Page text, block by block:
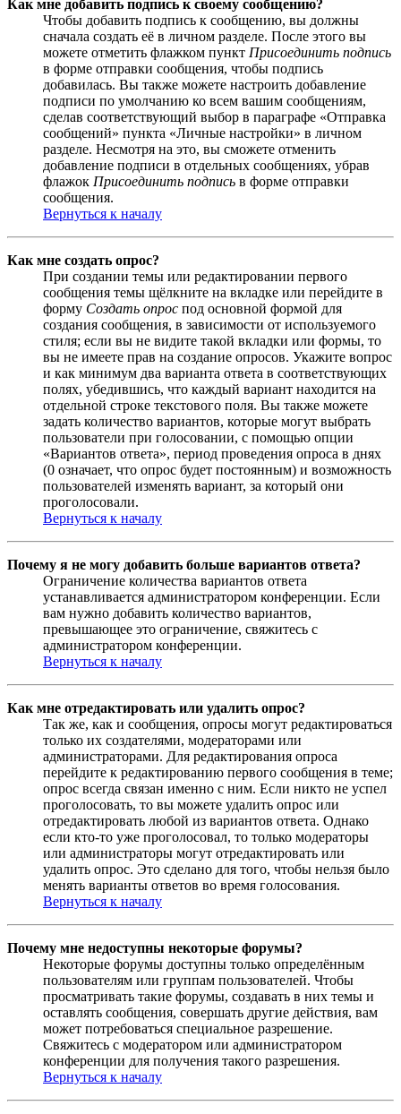
Как мне добавить подпись к своему сообщению?
Чтобы добавить подпись к сообщению, вы должны
сначала создать её в личном разделе. После этого вы
можете отметить флажком пункт Присоединить подпись
в форме отправки сообщения, чтобы подпись
добавилась. Вы также можете настроить добавление
подписи по умолчанию ко всем вашим сообщениям,
сделав соответствующий выбор в параграфе «Отправка
сообщений» пункта «Личные настройки» в личном
разделе. Несмотря на это, вы сможете отменить
добавление подписи в отдельных сообщениях, убрав
флажок Присоединить подпись в форме отправки
сообщения.
Вернуться к началу
Как мне создать опрос?
При создании темы или редактировании первого
сообщения темы щёлкните на вкладке или перейдите в
форму Создать опрос под основной формой для
создания сообщения, в зависимости от используемого
стиля; если вы не видите такой вкладки или формы, то
вы не имеете прав на создание опросов. Укажите вопрос
и как минимум два варианта ответа в соответствующих
полях, убедившись, что каждый вариант находится на
отдельной строке текстового поля. Вы также можете
задать количество вариантов, которые могут выбрать
пользователи при голосовании, с помощью опции
«Вариантов ответа», период проведения опроса в днях
(0 означает, что опрос будет постоянным) и возможность
пользователей изменять вариант, за который они
проголосовали.
Вернуться к началу
Почему я не могу добавить больше вариантов ответа?
Ограничение количества вариантов ответа
устанавливается администратором конференции. Если
вам нужно добавить количество вариантов,
превышающее это ограничение, свяжитесь с
администратором конференции.
Вернуться к началу
Как мне отредактировать или удалить опрос?
Так же, как и сообщения, опросы могут редактироваться
только их создателями, модераторами или
администраторами. Для редактирования опроса
перейдите к редактированию первого сообщения в теме;
опрос всегда связан именно с ним. Если никто не успел
проголосовать, то вы можете удалить опрос или
отредактировать любой из вариантов ответа. Однако
если кто-то уже проголосовал, то только модераторы
или администраторы могут отредактировать или
удалить опрос. Это сделано для того, чтобы нельзя было
менять варианты ответов во время голосования.
Вернуться к началу
Почему мне недоступны некоторые форумы?
Некоторые форумы доступны только определённым
пользователям или группам пользователей. Чтобы
просматривать такие форумы, создавать в них темы и
оставлять сообщения, совершать другие действия, вам
может потребоваться специальное разрешение.
Свяжитесь с модератором или администратором
конференции для получения такого разрешения.
Вернуться к началу